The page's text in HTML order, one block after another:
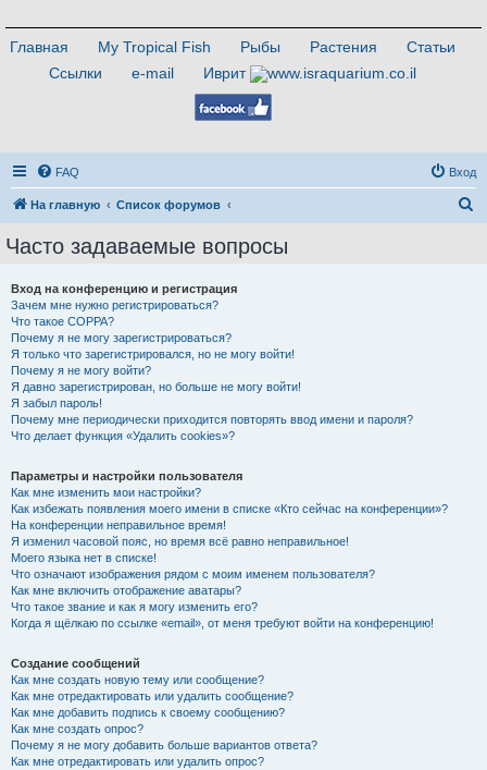
Главная My Tropical Fish Рыбы Растения
Статьи
Ссылки
e-mail Иврит
FAQ Вход
На главную Список форумов
Часто задаваемые вопросы
Вход на конференцию и регистрация
Зачем мне нужно регистрироваться?
Что такое COPPA?
Почему я не могу зарегистрироваться?
Я только что зарегистрировался, но не могу войти!
Почему я не могу войти?
Я давно зарегистрирован, но больше не могу войти!
Я забыл пароль!
Почему мне периодически приходится повторять ввод имени и пароля?
Что делает функция «Удалить cookies»?
Параметры и настройки пользователя
Как мне изменить мои настройки?
Как избежать появления моего имени в списке «Кто сейчас на конференции»?
На конференции неправильное время!
Я изменил часовой пояс, но время всё равно неправильное!
Моего языка нет в списке!
Что означают изображения рядом с моим именем пользователя?
Как мне включить отображение аватары?
Что такое звание и как я могу изменить его?
Когда я щёлкаю по ссылке «email», от меня требуют войти на конференцию!
Создание сообщений
Как мне создать новую тему или сообщение?
Как мне отредактировать или удалить сообщение?
Как мне добавить подпись к своему сообщению?
Как мне создать опрос?
Почему я не могу добавить больше вариантов ответа?
Как мне отредактировать или удалить опрос?